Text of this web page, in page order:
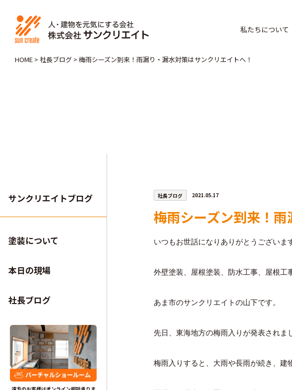
私たちについて
HOME > 社長ブログ > 梅雨シーズン到来！雨漏り・漏水対策はサンクリエイトへ！
サンクリエイトブログ
塗装について
本日の現場
社長ブログ
社長ブログ 2021.05.17
梅雨シーズン到来！
いつもお世話になりありがとうございま
外壁塗装、屋根塗装、防水工事、屋根工
あま市のサンクリエイトの山下です。
先日、東海地方の梅雨入りが発表されま
梅雨入りすると、大雨や長雨が続き、建